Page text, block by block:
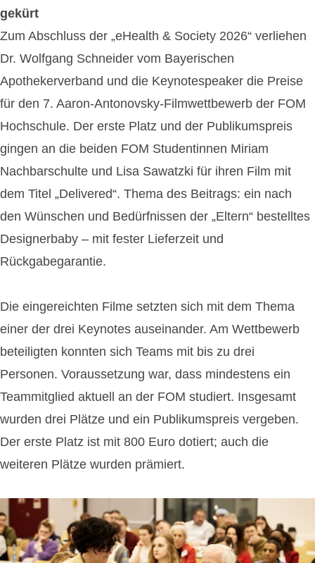
gekürt
Zum Abschluss der „eHealth & Society 2026“ verliehen
Dr. Wolfgang Schneider vom Bayerischen
Apothekerverband und die Keynotespeaker die Preise
für den 7. Aaron-Antonovsky-Filmwettbewerb der FOM
Hochschule. Der erste Platz und der Publikumspreis
gingen an die beiden FOM Studentinnen Miriam
Nachbarschulte und Lisa Sawatzki für ihren Film mit
dem Titel „Delivered“. Thema des Beitrags: ein nach
den Wünschen und Bedürfnissen der „Eltern“ bestelltes
Designerbaby – mit fester Lieferzeit und
Rückgabegarantie.
Die eingereichten Filme setzten sich mit dem Thema
einer der drei Keynotes auseinander. Am Wettbewerb
beteiligten konnten sich Teams mit bis zu drei
Personen. Voraussetzung war, dass mindestens ein
Teammitglied aktuell an der FOM studiert. Insgesamt
wurden drei Plätze und ein Publikumspreis vergeben.
Der erste Platz ist mit 800 Euro dotiert; auch die
weiteren Plätze wurden prämiert.